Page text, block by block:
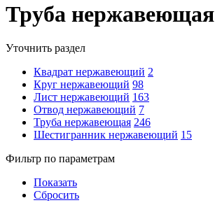
Труба нержавеющая
Уточнить раздел
Квадрат нержавеющий 2
Круг нержавеющий 98
Лист нержавеющий 163
Отвод нержавеющий 7
Труба нержавеющая 246
Шестигранник нержавеющий 15
Фильтр по параметрам
Показать
Сбросить